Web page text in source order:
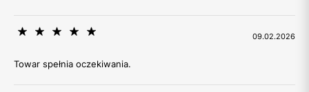
09.02.2026
Towar spełnia oczekiwania.